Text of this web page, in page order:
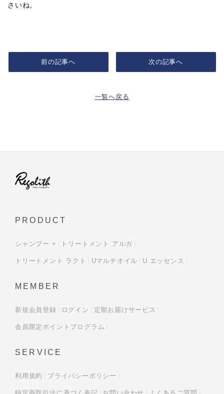
さいね。
前の記事へ
一覧へ戻る
次の記事へ
PRODUCT
シャンプー + トリートメント アルガ
トリートメント ラクト Uマルチオイル U エッセンス
MEMBER
新規会員登録 ログイン 定期お届けサービス
会員限定ポイントプログラム
SERVICE
利用規約 プライバシーポリシー